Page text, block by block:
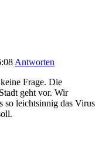
Antworten
Frage. Die
geht vor. Wir
so leichtsinnig das Virus